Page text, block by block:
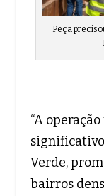
Peça
“A
significativo
Verde,
bairros